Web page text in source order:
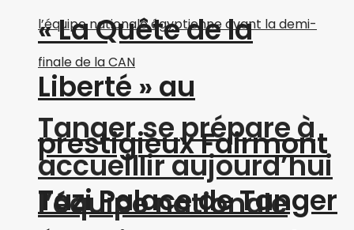
Tanger se prépare à
accueillir aujourd’hui
l’équipe nationale
« La Quête de la
Liberté » au
prestigieux Fairmont
Tazi Palace de Tanger